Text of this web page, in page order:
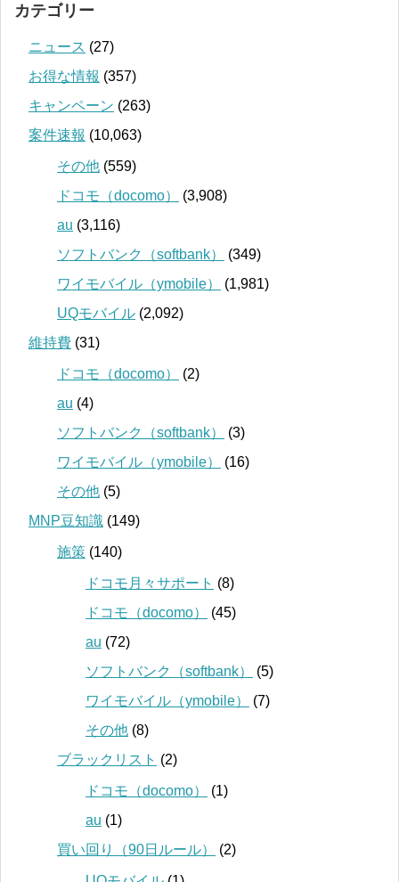
カテゴリー
ニュース (27)
お得な情報 (357)
キャンペーン (263)
案件速報 (10,063)
その他 (559)
ドコモ（docomo）
(3,908)
au (3,116)
ソフトバンク（softbank）
(349)
ワイモバイル（ymobile）
(1,981)
UQモバイル (2,092)
維持費 (31)
ドコモ（docomo）
(2)
au (4)
ソフトバンク（softbank）
(3)
ワイモバイル（ymobile）
(16)
その他 (5)
MNP豆知識 (149)
施策 (140)
ドコモ月々サポート (8)
ドコモ（docomo）
(45)
au (72)
ソフトバンク（softbank）
(5)
ワイモバイル（ymobile）
(7)
その他 (8)
ブラックリスト (2)
ドコモ（docomo）
(1)
au (1)
買い回り（90日ルール）
(2)